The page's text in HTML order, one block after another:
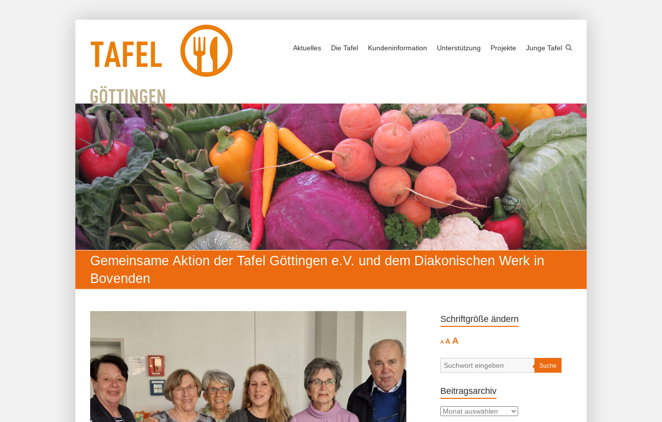
Aktuelles Die Tafel Kundeninformation Unterstützung Projekte Junge Tafel
Gemeinsame Aktion der Tafel Göttingen e.V. und dem Diakonischen Werk in
Bovenden
Schriftgröße ändern
A
Decrease
font
A Reset
size.
A
size.
Suche
Beitragsarchiv
Beitragsarchiv